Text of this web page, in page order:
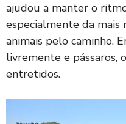
ajudou a manter o
especialmente da mais
animais pelo caminho.
livremente e pássaros,
entretidos.